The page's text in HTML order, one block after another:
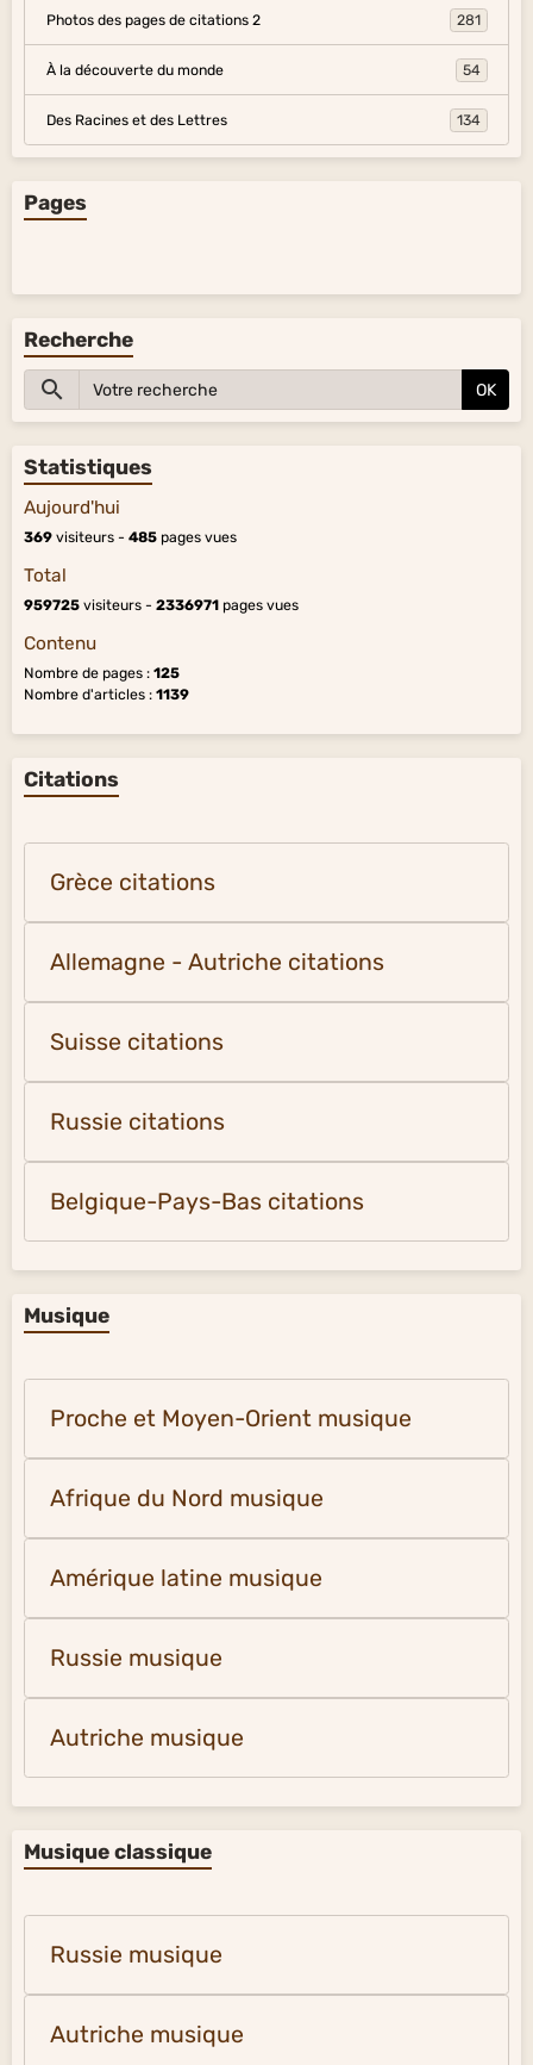
Photos des pages de citations 2 281
À la découverte du monde 54
Des Racines et des Lettres 134
Pages
Recherche
OK
Statistiques
Aujourd'hui
369 visiteurs - 485 pages vues
Total
959725 visiteurs - 2336971 pages vues
Contenu
Nombre de pages : 125
Nombre d'articles : 1139
Citations
Grèce citations
Allemagne - Autriche citations
Suisse citations
Russie citations
Belgique-Pays-Bas citations
Musique
Proche et Moyen-Orient musique
Afrique du Nord musique
Amérique latine musique
Russie musique
Autriche musique
Musique classique
Russie musique
Autriche musique